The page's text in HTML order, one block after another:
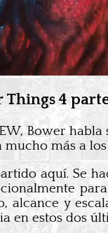
Things 4
Bower
más a los
aquí. Se
alcance y
en estos dos